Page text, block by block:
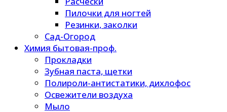
Пилочки для ногтей
Резинки, заколки
Сад-Огород
Химия бытовая-проф.
Прокладки
Зубная паста, щетки
Полироли-антистатики, дихлофос
Освежители воздуха
Мыло